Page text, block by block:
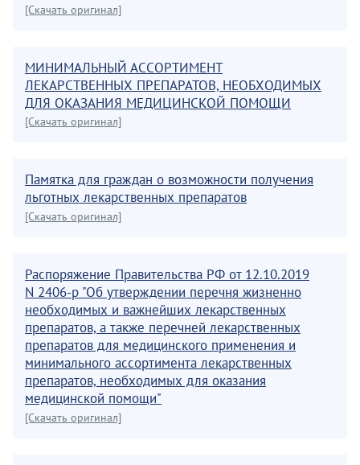
[Скачать оригинал]
МИНИМАЛЬНЫЙ АССОРТИМЕНТ
ЛЕКАРСТВЕННЫХ ПРЕПАРАТОВ, НЕОБХОДИМЫХ
ДЛЯ ОКАЗАНИЯ МЕДИЦИНСКОЙ ПОМОЩИ
[Скачать оригинал]
Памятка для граждан о возможности получения
льготных лекарственных препаратов
[Скачать оригинал]
Распоряжение Правительства РФ от 12.10.2019
N 2406-р "Об утверждении перечня жизненно
необходимых и важнейших лекарственных
препаратов, а также перечней лекарственных
препаратов для медицинского применения и
минимального ассортимента лекарственных
препаратов, необходимых для оказания
медицинской помощи"
[Скачать оригинал]